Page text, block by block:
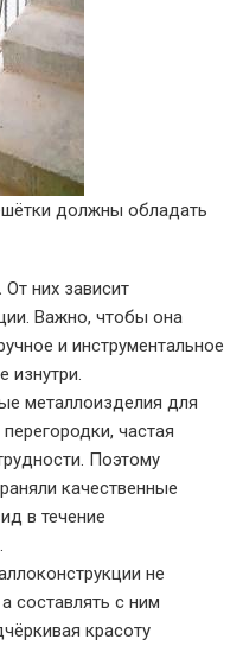
должны обладать
От них зависит
Важно, чтобы она
и инструментальное
изнутри.
металлоизделия для
частая
Поэтому
качественные
в течение
не
составлять с ним
красоту